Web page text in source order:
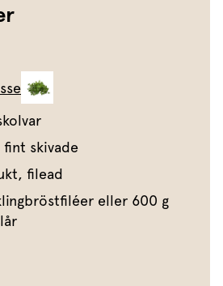
fint skivade
filead
eller 600 g